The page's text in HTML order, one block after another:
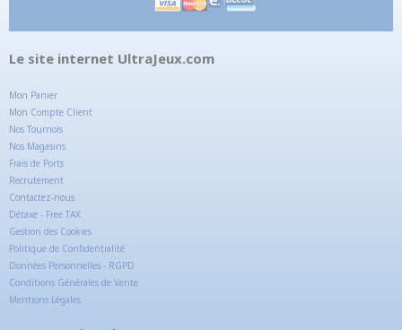
Le site internet UltraJeux.com
Mon Panier
Mon Compte Client
Nos Tournois
Nos Magasins
Frais de Ports
Recrutement
Contactez-nous
Détaxe - Free TAX
Gestion des Cookies
Politique de Confidentialité
Données Personnelles - RGPD
Conditions Générales de Vente
Mentions Légales